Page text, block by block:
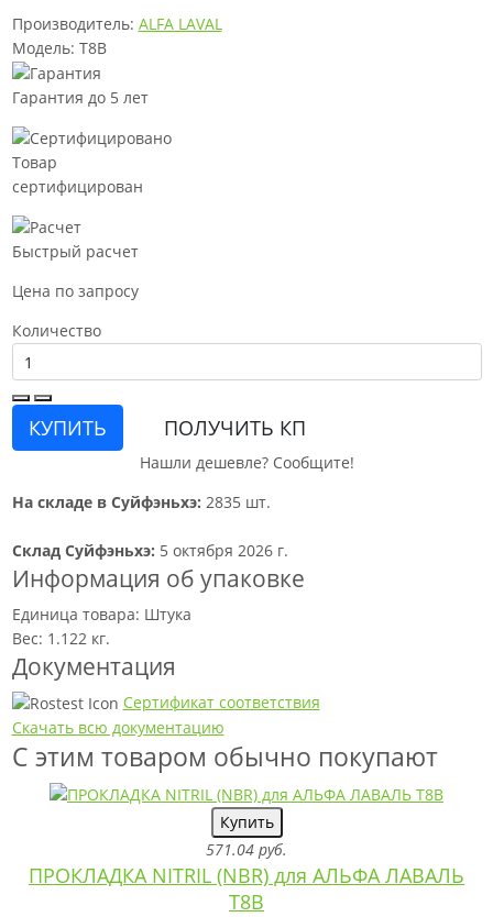
Производитель: ALFA LAVAL
Модель: T8B
Гарантия до 5 лет
Товар
сертифицирован
Быстрый расчет
Цена по запросу
Количество
КУПИТЬ ПОЛУЧИТЬ КП
Нашли дешевле? Сообщите!
На складе в Суйфэньхэ: 2835 шт.
Склад Суйфэньхэ: 5 октября 2026 г.
Информация об упаковке
Единица товара: Штука
Вес: 1.122 кг.
Документация
Сертификат соответствия
Скачать всю документацию
С этим товаром обычно покупают
Купить
571.04 руб.
ПРОКЛАДКА NITRIL (NBR) для АЛЬФА ЛАВАЛЬ
T8B